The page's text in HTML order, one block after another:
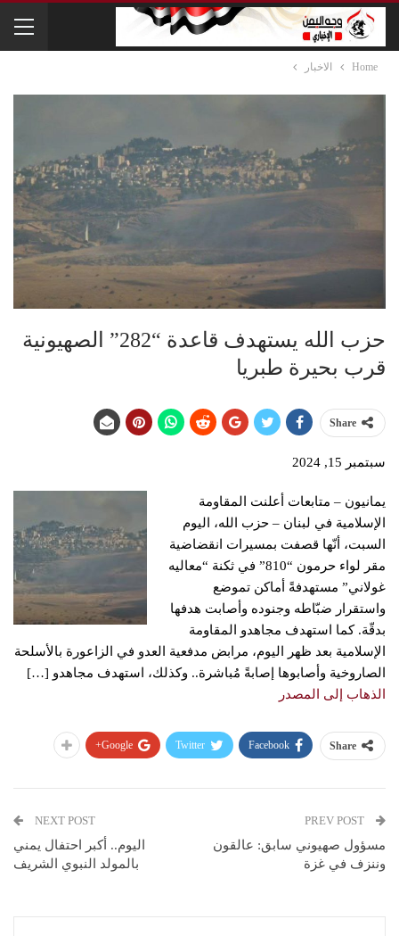
Home الاخبار
حزب الله يستهدف قاعدة “282” الصهيونية
قرب بحيرة طبريا
Share
سبتمبر 15, 2024
يمانيون – متابعات أعلنت المقاومة
الإسلامية في لبنان – حزب الله، اليوم
السبت، أنّها قصفت بمسيرات انقضاضية
مقر لواء حرمون “810” في ثكنة “معاليه
غولاني” مستهدفةً أماكن تموضع
واستقرار ضبّاطه وجنوده ‏وأصابت هدفها
بدقّة.‏ كما استهدف مجاهدو ‌‏‌‏المقاومة
‏الإسلامية بعد ظهر اليوم، مرابض مدفعية ‏العدو في الزاعورة بالأسلحة
الصاروخية وأصابوها إصابةً مُباشرة.‏. وكذلك، استهدف مجاهدو […]
الذهاب إلى المصدر
Share
Facebook
Twitter
Google+
مسؤول صهيوني سابق: عالقون
وننزف في غزة
NEXT POST
اليوم.. أكبر احتفال يمني
بالمولد النبوي الشريف